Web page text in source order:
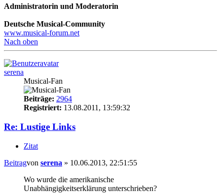
Administratorin und Moderatorin
Deutsche Musical-Community
www.musical-forum.net
Nach oben
serena
Musical-Fan
Beiträge: 2964
Registriert: 13.08.2011, 13:59:32
Re: Lustige Links
Zitat
Beitragvon serena » 10.06.2013, 22:51:55
Wo wurde die amerikanische
Unabhängigkeitserklärung unterschrieben?